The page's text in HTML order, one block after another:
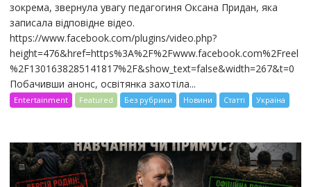
зокрема, звернула увагу педагогиня Оксана Придан, яка
записала відповідне відео.
https://www.facebook.com/plugins/video.php?
height=476&href=https%3A%2F%2Fwww.facebook.com%2Freel
%2F1301638285141817%2F&show_text=false&width=267&t=0
Побачивши анонс, освітянка захотіла...
Entertainment Featured Без рубрики Новини Статті Україна